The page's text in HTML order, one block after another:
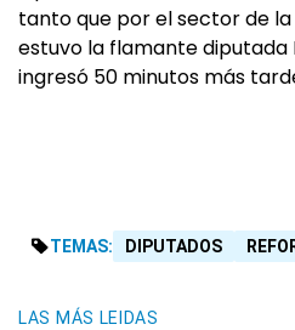
tanto que por el sector de la
estuvo la flamante diputada
ingresó 50 minutos más
TEMAS: DIPUTADOS
LAS MÁS LEIDAS